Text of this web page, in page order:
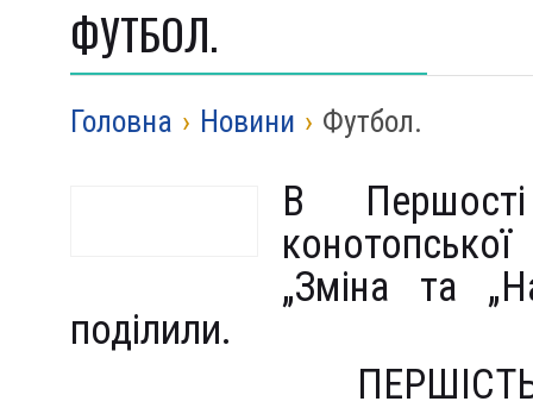
ФУТБОЛ.
Головна › Новини › Футбол.
В
„Зміна та
поділили.